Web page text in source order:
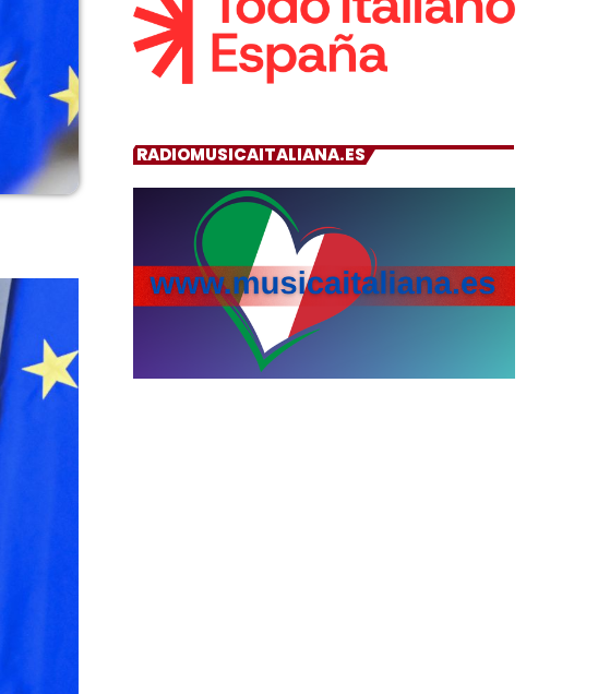
RADIOMUSICAITALIANA.ES